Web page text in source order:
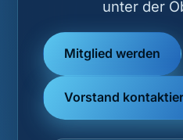
unter der
Mitglied werden
Vorstand